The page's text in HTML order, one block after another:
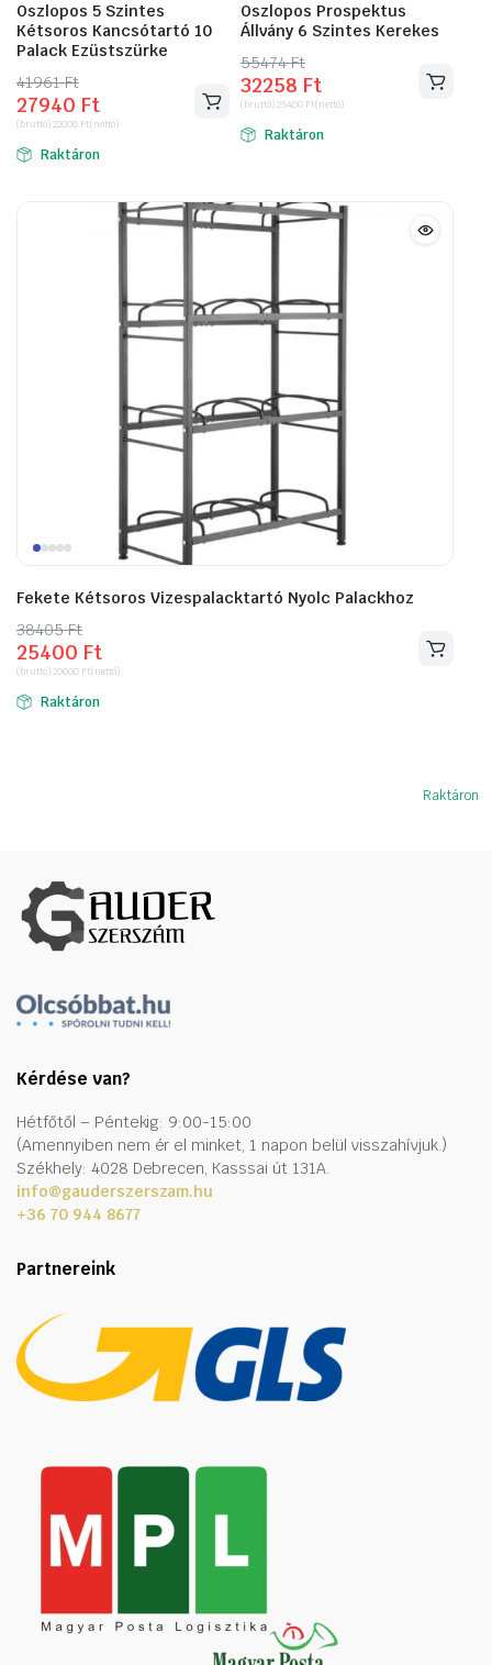
Oszlopos 5 Szintes
Kétsoros Kancsótartó 10
Palack Ezüstszürke
41961Ft
Original
price
was:
41961 Ft.
27940 Ft
Current
price
is:
27940 Ft.
(bruttó)22000 Ft(nettó)
Raktáron
Oszlopos Prospektus
Állvány 6 Szintes Kerekes
55474Ft
Original
price
was:
55474 Ft.
32258 Ft
Current
price
is:
32258 Ft.
(bruttó)25400 Ft(nettó)
Raktáron
Fekete Kétsoros Vizespalacktartó Nyolc Palackhoz
38405Ft
Original
price
was:
38405 Ft.
25400 Ft
Current
price
is:
25400 Ft.
(bruttó)20000 Ft(nettó)
Raktáron
Raktáron
Kérdése van?
Hétfőtől – Péntekig: 9:00-15:00
(Amennyiben nem ér el minket, 1 napon belül visszahívjuk.)
Székhely: 4028 Debrecen, Kasssai út 131A.
info@gauderszerszam.hu
+36 70 944 8677
Partnereink